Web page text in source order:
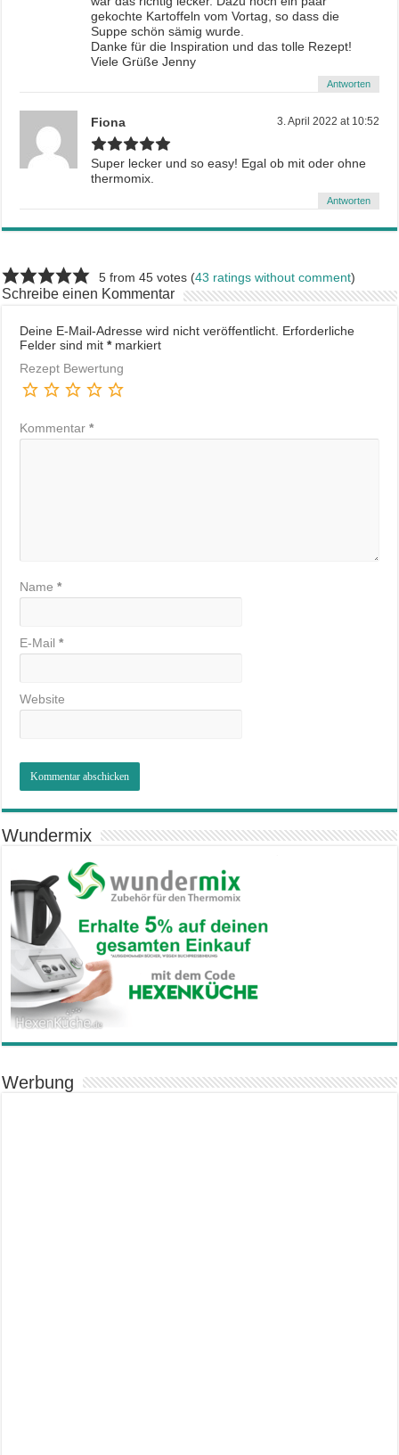
gekochte Kartoffeln vom Vortag, so dass die
Suppe schön sämig wurde.
Danke für die Inspiration und das tolle Rezept!
Viele Grüße Jenny
Antworten
Fiona 3. April 2022 at 10:52
Super lecker und so easy! Egal ob mit oder ohne
thermomix.
Antworten
5 from 45 votes (43 ratings without comment)
Schreibe einen Kommentar
Deine E-Mail-Adresse wird nicht veröffentlicht. Erforderliche
Felder sind mit*markiert
Rezept Bewertung
Kommentar*
Name*
E-Mail*
Website
Wundermix
Werbung